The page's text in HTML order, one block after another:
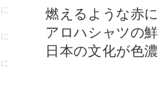
燃えるような赤
アロハシャツの
日本の文化が色
に
に
に